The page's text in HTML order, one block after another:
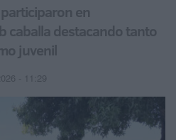
en
caballa destacando tanto
juvenil
- 11:29